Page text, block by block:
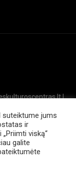
|
suteiktume jums
ir
viską“
galite